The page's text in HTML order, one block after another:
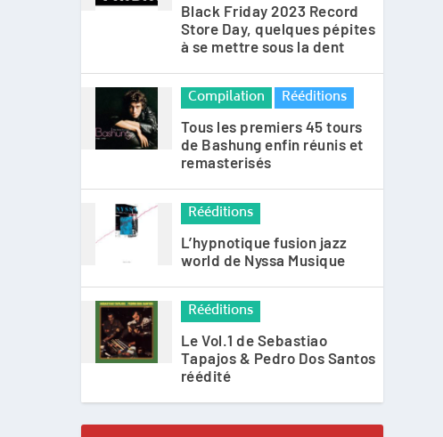
Black Friday 2023 Record
Store Day, quelques pépites
à se mettre sous la dent
Compilation Rééditions
Tous les premiers 45 tours
de Bashung enfin réunis et
remasterisés
Rééditions
L’hypnotique fusion jazz
world de Nyssa Musique
Rééditions
Le Vol.1 de Sebastiao
Tapajos & Pedro Dos Santos
réédité